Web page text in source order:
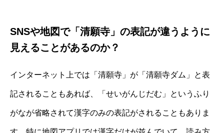
SNSや地図で「清願寺」の表記が違うように
見えることがあるのか？
インターネット上では「清願寺」が「清願寺ダム」と表
記されることもあれば、「せいがんじだむ」というふり
がなが省略されて漢字のみの表記がされることもありま